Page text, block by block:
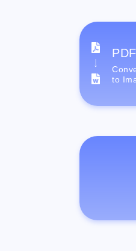
to